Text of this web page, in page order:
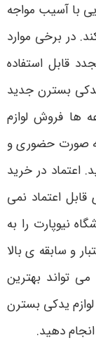
با آسیب مواجه
در برخی موارد
قابل استفاده
یدکی بسترن جدید
ها فروش لوازم
به صورت حضوری و
اعتماد در خرید
اعتماد نمی
نیوپارت را به
و سابقه ی بالا
تواند بهترین
یدکی بسترن
دهید.